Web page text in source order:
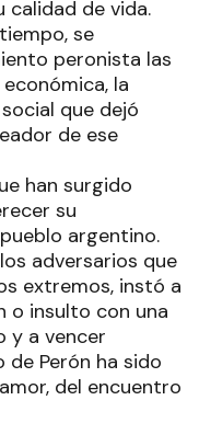
calidad de vida.
se
peronista las
la
que dejó
de ese
han surgido
su
argentino.
adversarios que
extremos, instó a
o insulto con una
y a vencer
de Perón ha sido
del encuentro